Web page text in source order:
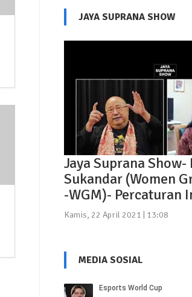
JAYA SUPRANA SHOW
Jaya Suprana Show-
Sukandar (Women
-WGM)- Percaturan
Kamis, 22 April 2021 | 13:08
MEDIA SOSIAL